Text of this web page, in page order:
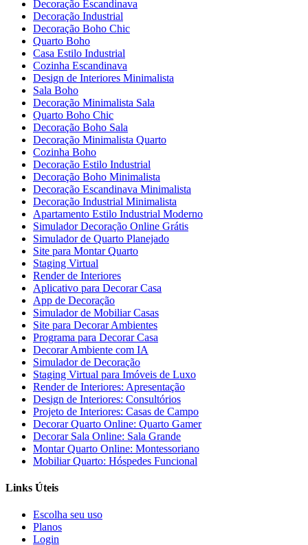
Decoração Escandinava
Decoração Industrial
Decoração Boho Chic
Quarto Boho
Casa Estilo Industrial
Cozinha Escandinava
Design de Interiores Minimalista
Sala Boho
Decoração Minimalista Sala
Quarto Boho Chic
Decoração Boho Sala
Decoração Minimalista Quarto
Cozinha Boho
Decoração Estilo Industrial
Decoração Boho Minimalista
Decoração Escandinava Minimalista
Decoração Industrial Minimalista
Apartamento Estilo Industrial Moderno
Simulador Decoração Online Grátis
Simulador de Quarto Planejado
Site para Montar Quarto
Staging Virtual
Render de Interiores
Aplicativo para Decorar Casa
App de Decoração
Simulador de Mobiliar Casas
Site para Decorar Ambientes
Programa para Decorar Casa
Decorar Ambiente com IA
Simulador de Decoração
Staging Virtual para Imóveis de Luxo
Render de Interiores: Apresentação
Design de Interiores: Consultórios
Projeto de Interiores: Casas de Campo
Decorar Quarto Online: Quarto Gamer
Decorar Sala Online: Sala Grande
Montar Quarto Online: Montessoriano
Mobiliar Quarto: Hóspedes Funcional
Links Úteis
Escolha seu uso
Planos
Login